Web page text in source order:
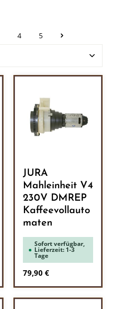
Seite
4 Seite
5
JURA
Mahleinheit V4
230V DMREP
Kaffeevollauto
maten
Sofort verfügbar,
Lieferzeit: 1-3
Tage
Regulärer Preis:
79,90 €